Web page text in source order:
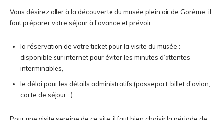
Vous désirez aller à la découverte du musée plein air de Gorème, il
faut préparer votre séjour à l’avance et prévoir :
la réservation de votre ticket pour la visite du musée :
disponible sur internet pour éviter les minutes d’attentes
interminables,
le délai pour les détails administratifs (passeport, billet d’avion,
carte de séjour…)
Pour une visite sereine de ce site, il faut bien choisir la période de